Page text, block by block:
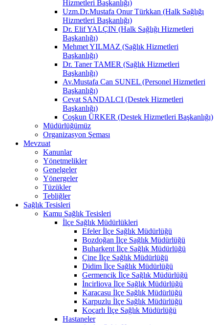
Hizmetleri Başkanlığı)
Uzm.Dr.Mustafa Onur Türkkan (Halk Sağlığı
Hizmetleri Başkanlığı)
Dr. Elif YALÇIN (Halk Sağlığı Hizmetleri
Başkanlığı)
Mehmet YILMAZ (Sağlık Hizmetleri
Başkanlığı)
Dr. Taner TAMER (Sağlık Hizmetleri
Başkanlığı)
Av.Mustafa Can SUNEL (Personel Hizmetleri
Başkanlığı)
Cevat SANDALCI (Destek Hizmetleri
Başkanlığı)
Coşkun ÜRKER (Destek Hizmetleri Başkanlığı)
Müdürlüğümüz
Organizasyon Şeması
Mevzuat
Kanunlar
Yönetmelikler
Genelgeler
Yönergeler
Tüzükler
Tebliğler
Sağlık Tesisleri
Kamu Sağlık Tesisleri
İlçe Sağlık Müdürlükleri
Efeler İlçe Sağlık Müdürlüğü
Bozdoğan İlçe Sağlık Müdürlüğü
Buharkent İlçe Sağlık Müdürlüğü
Çine İlçe Sağlık Müdürlüğü
Didim İlçe Sağlık Müdürlüğü
Germencik İlçe Sağlık Müdürlüğü
İncirliova İlçe Sağlık Müdürlüğü
Karacasu İlçe Sağlık Müdürlüğü
Karpuzlu İlçe Sağlık Müdürlüğü
Koçarlı İlçe Sağlık Müdürlüğü
Hastaneler